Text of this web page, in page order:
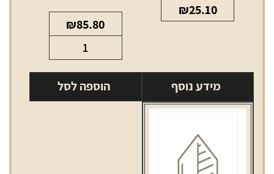
₪25.10
מידע נוסף
₪85.80
של
סליל
סמוק
הוספה לסל